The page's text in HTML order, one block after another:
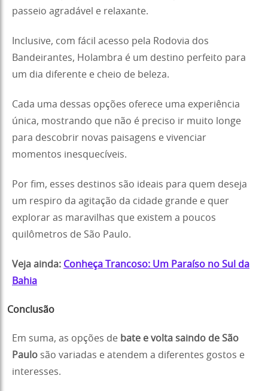
passeio agradável e relaxante.
Inclusive, com fácil acesso pela Rodovia dos
Bandeirantes, Holambra é um destino perfeito para
um dia diferente e cheio de beleza.
Cada uma dessas opções oferece uma experiência
única, mostrando que não é preciso ir muito longe
para descobrir novas paisagens e vivenciar
momentos inesquecíveis.
Por fim, esses destinos são ideais para quem deseja
um respiro da agitação da cidade grande e quer
explorar as maravilhas que existem a poucos
quilômetros de São Paulo.
Veja ainda: Conheça Trancoso: Um Paraíso no Sul da
Bahia
Conclusão
Em suma, as opções de bate e volta saindo de São
Paulo são variadas e atendem a diferentes gostos e
interesses.